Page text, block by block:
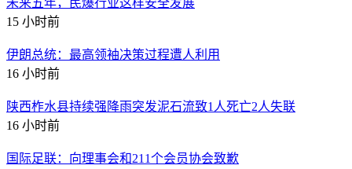
15 小时前
伊朗总统：最高领袖决策过程遭人利用
16 小时前
陕西柞水县持续强降雨突发泥石流致1人死亡2人失联
16 小时前
国际足联：向理事会和211个会员协会致歉